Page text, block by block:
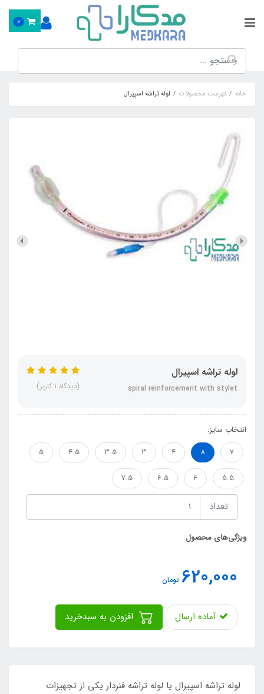
0
خانه فهرست محصولات لوله تراشه اسپیرال
لوله تراشه اسپیرال
spiral reinforcement with stylet (دیدگاه 1 کاربر)
انتخاب سایز:
7
8
4
3
3.5
4.5
5
5.5
6
6.5
7.5
تعداد
ویژگی‌های محصول
620,000 تومان
آماده ارسال
لوله تراشه اسپیرال یا لوله تراشه فنردار یکی از تجهیزات